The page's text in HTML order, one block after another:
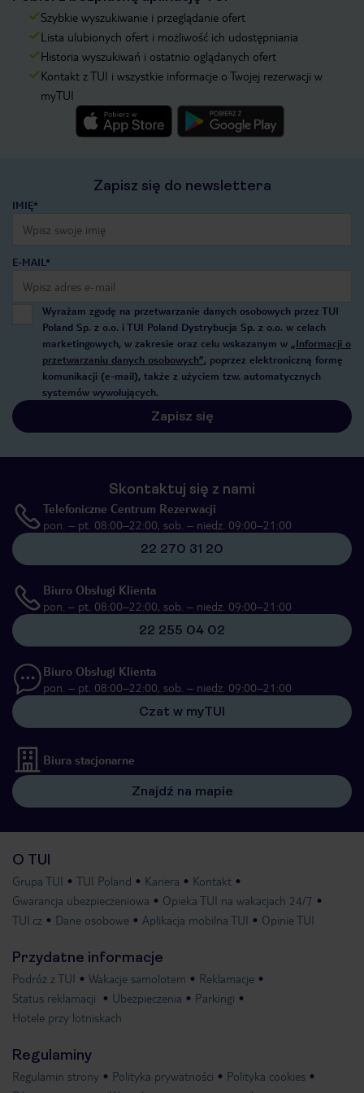
Szybkie wyszukiwanie i przeglądanie ofert
Lista ulubionych ofert i możliwość ich udostępniania
Historia wyszukiwań i ostatnio oglądanych ofert
Kontakt z TUI i wszystkie informacje o Twojej rezerwacji w
myTUI
Zapisz się do newslettera
IMIĘ*
E-MAIL*
Wyrażam zgodę na przetwarzanie danych osobowych przez TUI
Poland Sp. z o.o. i TUI Poland Dystrybucja Sp. z o.o. w celach
marketingowych, w zakresie oraz celu wskazanym w „Informacji o
przetwarzaniu danych osobowych”, poprzez elektroniczną formę
komunikacji (e-mail), także z użyciem tzw. automatycznych
systemów wywołujących.
Zapisz się
Skontaktuj się z nami
Telefoniczne Centrum Rezerwacji
pon. – pt. 08:00–22:00, sob. – niedz. 09:00–21:00
22 270 31 20
Biuro Obsługi Klienta
pon. – pt. 08:00–22:00, sob. – niedz. 09:00–21:00
22 255 04 02
Biuro Obsługi Klienta
pon. – pt. 08:00–22:00, sob. – niedz. 09:00–21:00
Czat w myTUI
Biura stacjonarne
Znajdź na mapie
O TUI
Grupa TUI TUI Poland Kariera
Kontakt
Gwarancja ubezpieczeniowa
Opieka TUI na wakacjach 24/7
TUI.cz
Dane osobowe Aplikacja mobilna TUI Opinie TUI
Przydatne informacje
Podróż z TUI Wakacje samolotem
Reklamacje
Status reklamacji
Ubezpieczenia
Parkingi
Hotele przy lotniskach
Regulaminy
Regulamin strony Polityka prywatności
Polityka cookies